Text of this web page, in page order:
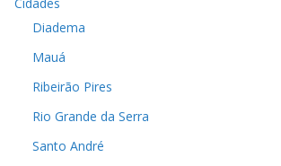
Diadema
Mauá
Ribeirão Pires
Rio Grande da Serra
Santo André